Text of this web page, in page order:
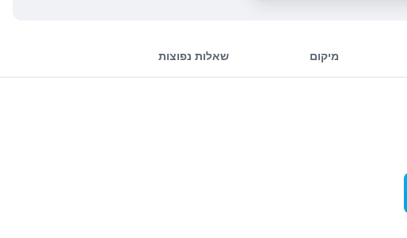
מיקום שאלות נפוצות